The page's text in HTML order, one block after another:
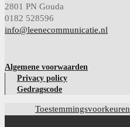
2801 PN Gouda
0182 528596
info@leenecommunicatie.nl
Algemene voorwaarden
Privacy policy
Gedragscode
Toestemmingsvoorkeuren